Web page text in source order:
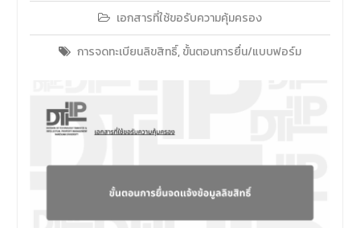
เอกสารที่ใช้ขอรับความคุ้มครอง
การจดทะเบียนลิขสิทธิ์,ขั้นตอนการยื่น/แบบฟอร์ม